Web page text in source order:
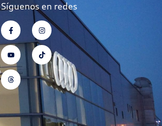
Síguenos en redes